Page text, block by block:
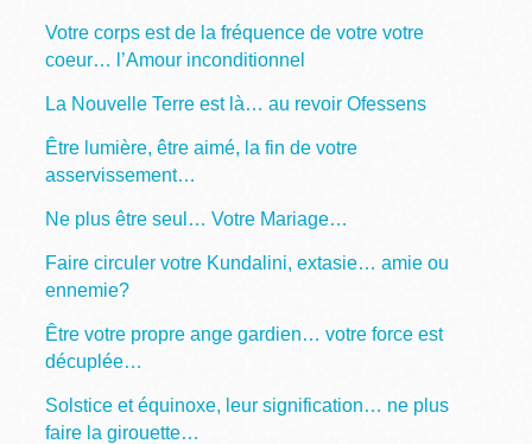
Votre corps est de la fréquence de votre votre
coeur… l’Amour inconditionnel
La Nouvelle Terre est là… au revoir Ofessens
Être lumière, être aimé, la fin de votre
asservissement…
Ne plus être seul… Votre Mariage…
Faire circuler votre Kundalini, extasie… amie ou
ennemie?
Être votre propre ange gardien… votre force est
décuplée…
Solstice et équinoxe, leur signification… ne plus
faire la girouette…